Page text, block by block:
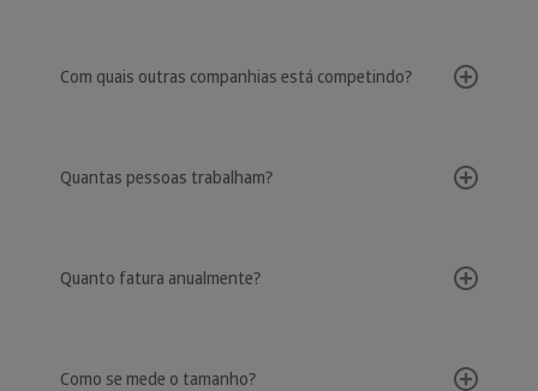
Com quais outras companhias está competindo?
Quantas pessoas trabalham?
Quanto fatura anualmente?
Como se mede o tamanho?